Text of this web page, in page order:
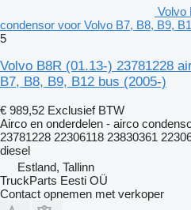
Volvo
condensor voor Volvo B7, B8, B9,
5
Volvo B8R (01.13-) 23781228
B7, B8, B9, B12 bus (2005-)
€ 989,52 Exclusief BTW
Airco en onderdelen - airco
23781228 22306118 23830361
diesel
Estland, Tallinn
TruckParts Eesti OÜ
Contact opnemen met verkoper